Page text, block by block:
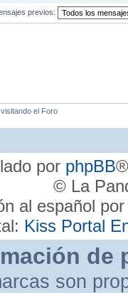
previos:
el Foro
por phpBB
© La
al español
Kiss Portal
de
son